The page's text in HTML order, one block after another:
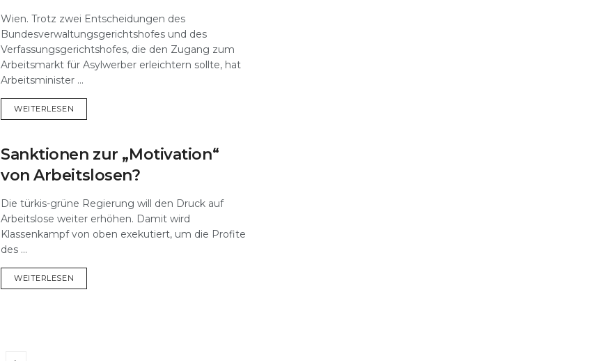
Wien. Trotz zwei Entscheidungen des
Bundesverwaltungsgerichtshofes und des
Verfassungsgerichtshofes, die den Zugang zum
Arbeitsmarkt für Asylwerber erleichtern sollte, hat
Arbeitsminister ...
WEITERLESEN
Sanktionen zur „Motivation“
von Arbeitslosen?
Die türkis-grüne Regierung will den Druck auf
Arbeitslose weiter erhöhen. Damit wird
Klassenkampf von oben exekutiert, um die Profite
des ...
WEITERLESEN